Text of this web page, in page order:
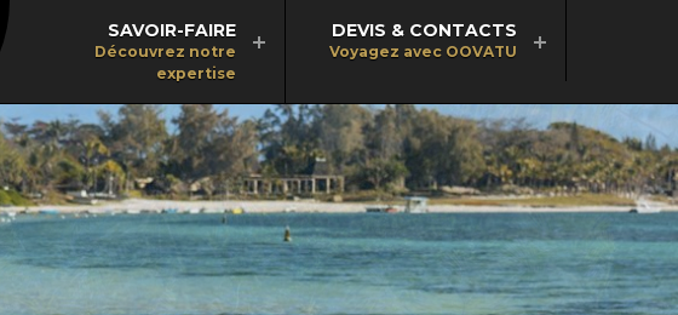
SAVOIR-FAIRE
Découvrez notre
expertise
DEVIS & CONTACTS
Voyagez avec OOVATU